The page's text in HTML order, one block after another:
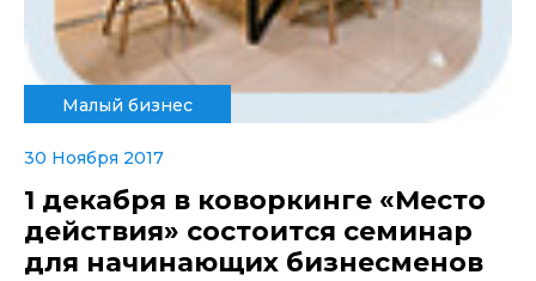
Малый бизнес
30 Ноября 2017
1 декабря в коворкинге «Место
действия» состоится семинар
для начинающих бизнесменов